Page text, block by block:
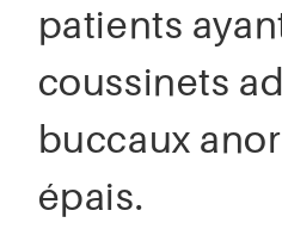
patients
coussinets
buccaux
épais.